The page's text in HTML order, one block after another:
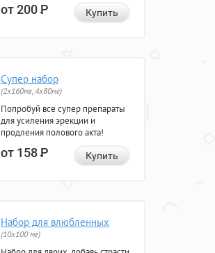
от 200Р Купить
Супер набор
(2х160мг, 4х80мг)
Попробуй все супер препараты
для усиления эрекции и
продления полового акта!
от 158Р Купить
Набор для влюбленных
(10х100 мг)